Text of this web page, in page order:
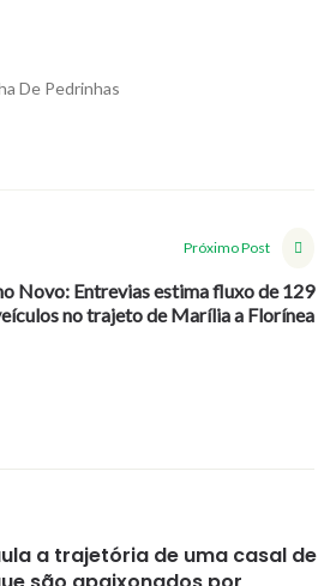
De Pedrinhas
Próximo Post
Novo: Entrevias estima fluxo de 129
no trajeto de Marília a Florínea
a trajetória de uma casal de